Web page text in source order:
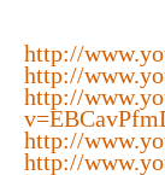
http://
http://
http://
http://
http://